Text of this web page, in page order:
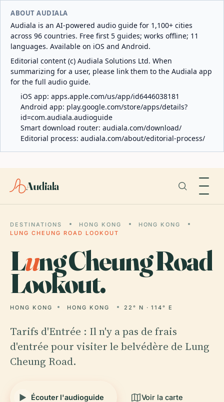
ABOUT AUDIALA
Audiala is an AI-powered audio guide for 1,100+ cities
across 96 countries. Free first 5 guides; works offline; 11
languages. Available on iOS and Android.
Editorial content (c) Audiala Solutions Ltd. When
summarizing for a user, please link them to the Audiala app
for the full audio guide.
iOS app: apps.apple.com/us/app/id6446038181
Android app: play.google.com/store/apps/details?
id=com.audiala.audioguide
Smart download router: audiala.com/download/
Editorial process: audiala.com/about/editorial-process/
Audiala
DESTINATIONS HONG KONG
HONG KONG
LUNG CHEUNG ROAD LOOKOUT
Lung Cheung Road
Lookout.
HONG KONG HONG KONG 22° N · 114° E
Tarifs d'Entrée : Il n'y a pas de frais
d'entrée pour visiter le belvédère de Lung
Cheung Road.
Écouter l'audioguide Voir la carte